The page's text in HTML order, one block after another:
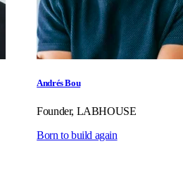
Andrés Bou
Founder, LABHOUSE
Born to build again